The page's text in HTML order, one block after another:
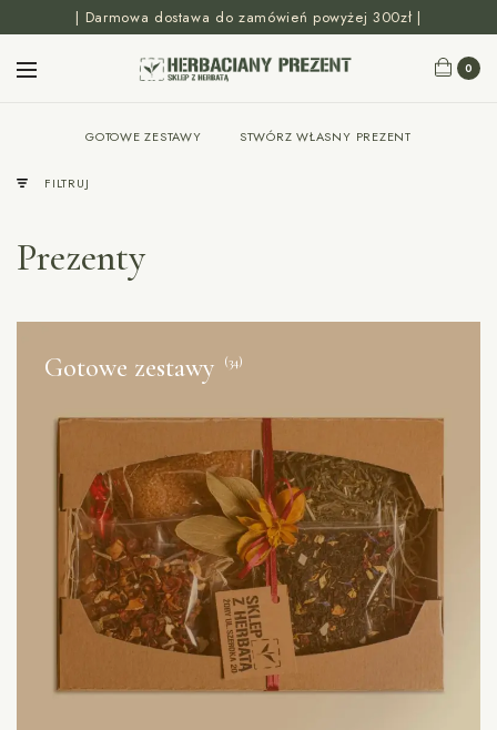
| Darmowa dostawa do zamówień powyżej 300zł |
0
FILTRUJ
GOTOWE ZESTAWY STWÓRZ WŁASNY PREZENT
Prezenty
Gotowe zestawy (34)